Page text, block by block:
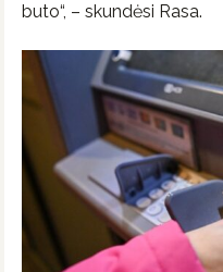
buto“, – skundėsi Rasa.